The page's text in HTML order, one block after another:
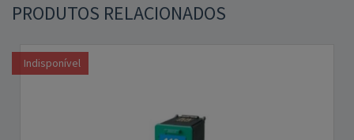
PRODUTOS RELACIONADOS
Indisponível